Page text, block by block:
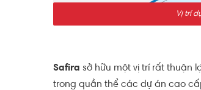
Vị trí
Safira sở hữu một vị trí rất thuận
trong quần thể các dự án cao